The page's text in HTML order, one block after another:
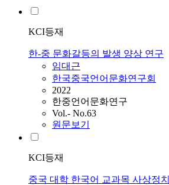
KCI등재
한-중 문화갈등의 발생 양상 연구
임대근
한국중국언어문화연구회
2022
한중언어문화연구
Vol.- No.63
원문보기
KCI등재
중국 대학 한국어 교과목 사상정